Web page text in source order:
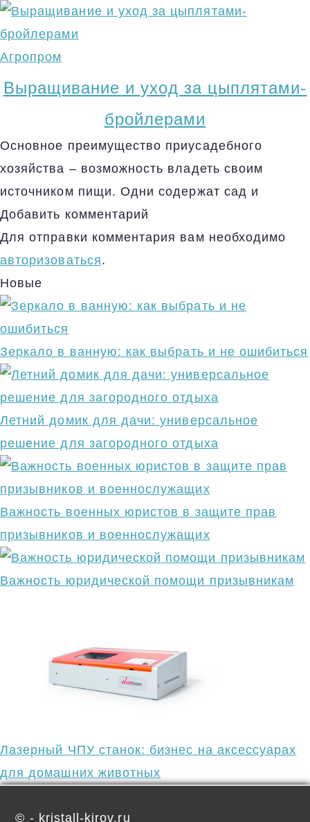
Агропром
Выращивание и уход за цыплятами-
бройлерами
Основное преимущество приусадебного
хозяйства – возможность владеть своим
источником пищи. Одни содержат сад и
Добавить комментарий
Для отправки комментария вам необходимо
авторизоваться.
Новые
Зеркало в ванную: как выбрать и не ошибиться
Летний домик для дачи: универсальное
решение для загородного отдыха
Важность военных юристов в защите прав
призывников и военнослужащих
Важность юридической помощи призывникам
Лазерный ЧПУ станок: бизнес на аксессуарах
для домашних животных
© - kristall-kirov.ru